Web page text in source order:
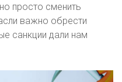
просто сменить
важно обрести
санкции дали нам